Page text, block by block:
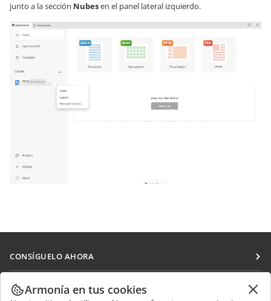
junto a la sección Nubesen el panel lateral izquierdo.
CONSÍGUELO AHORA
Docs
DocSpace
COLABORAR
Armonía en tus cookies